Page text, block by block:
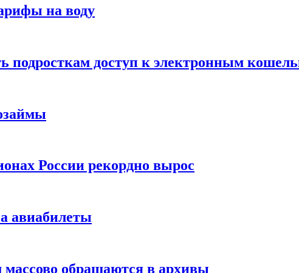
на воду
подросткам доступ к электронным
России рекордно вырос
авиабилеты
обращаются в архивы